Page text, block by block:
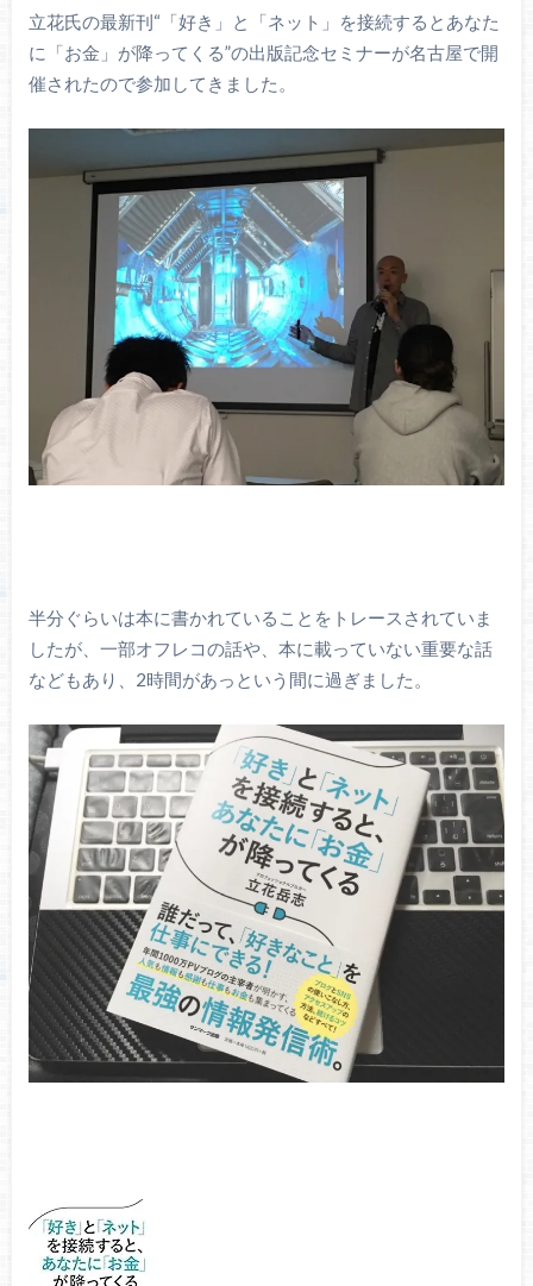
立花氏の最新刊“「好き」と「ネット」を接続するとあなた
に「お金」が降ってくる”の出版記念セミナーが名古屋で開
催されたので参加してきました。
半分ぐらいは本に書かれていることをトレースされていま
したが、一部オフレコの話や、本に載っていない重要な話
などもあり、2時間があっという間に過ぎました。